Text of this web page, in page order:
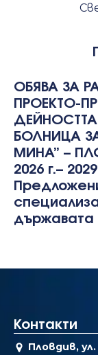
ОБЯВА ЗА
ПРОЕКТО-
БОЛНИЦА
МИНА” –
2026 г.– 2029
държавата
Контакти
Пловдив,